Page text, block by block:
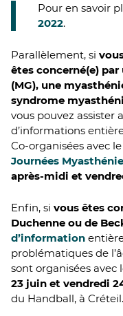
Pour en savoir
2022.
Parallèlement, si
êtes concerné(e)
(MG), une
syndrome
vous pouvez assister
d’informations
Co-organisées avec
Journées
après-midi et
Enfin, si vous êtes
Duchenne ou de
d’information
problématiques de
sont organisées avec
23 juin et vendredi
du Handball, à Créteil.